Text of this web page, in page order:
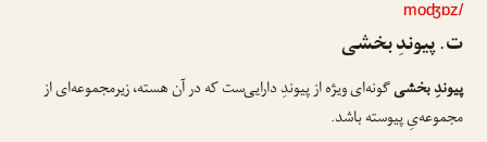
moʤɒz/
ت. پیوندِ بخشی
پیوندِ بخشیگونه‌ای ویژه از پیوندِ دارایی‌ست که در آن هسته، زیرمجموعه‌ای از
مجموعه‌یِ پیوسته باشد.